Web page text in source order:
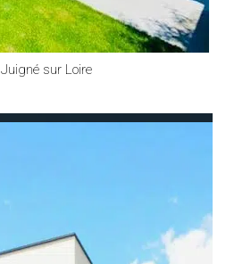
Juigné sur Loire